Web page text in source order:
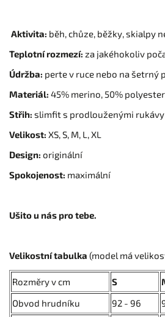
Aktivita: běh, chůze, běžky, skialpy
Teplotní rozmezí: za jakéhokoliv
Údržba: perte v ruce nebo na šetrný
Materiál: 45% merino, 50%
Střih: slimfit s prodlouženými rukávy
Velikost: XS, S, M, L, XL
Design: originální
Spokojenost: maximální
Ušito u nás pro tebe.
Velikostní tabulka (model má
Rozměry v cm S
Obvod hrudníku
92 - 96